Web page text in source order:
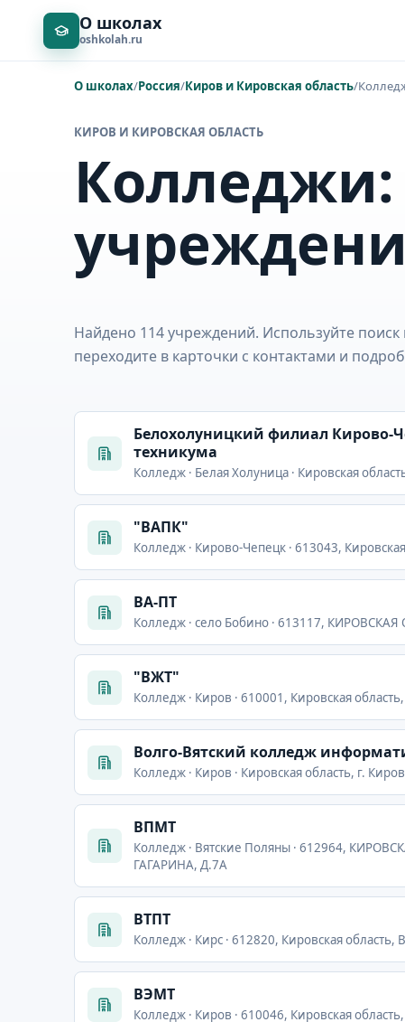
О школах
oshkolah.ru
О школах/Россия/Киров и Кировская область/
КИРОВ И КИРОВСКАЯ ОБЛАСТЬ
Колледжи:
Найдено 114 учреждений. Используйте
переходите в карточки с контактами и
Белохолуницкий филиал Кирово-
техникума
Колледж · Белая Холуница · Кировская
"ВАПК"
Колледж · Кирово-Чепецк · 613043,
ВА-ПТ
Колледж · село Бобино · 613117,
"ВЖТ"
Колледж · Киров · 610001, Кировская
Волго-Вятский колледж
Колледж · Киров · Кировская область, г.
ВПМТ
Колледж · Вятские Поляны · 612964,
ГАГАРИНА, Д.7А
ВТПТ
Колледж · Кирс · 612820, Кировская
ВЭМТ
Колледж · Киров · 610046, Кировская